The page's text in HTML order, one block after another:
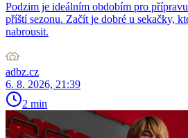
Podzim je ideálním obdobím pro
příští sezonu. Začít je dobré u sekačky,
nabrousit.
adbz.cz
6. 8. 2026, 21:39
2 min